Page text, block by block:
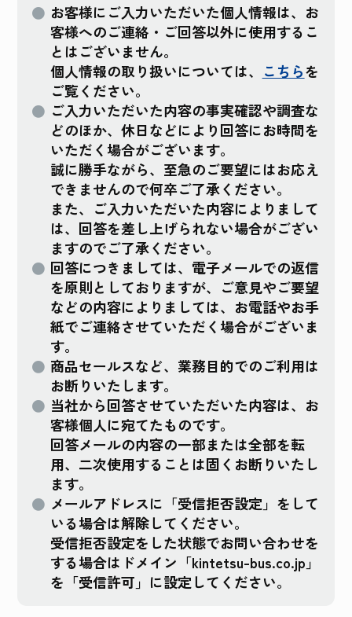
お客様にご入力いただいた個人情報は、お
客様へのご連絡・ご回答以外に使用するこ
とはございません。
個人情報の取り扱いについては、 こちらを
ご覧ください。
ご入力いただいた内容の事実確認や調査な
どのほか、休日などにより回答にお時間を
いただく場合がございます。
誠に勝手ながら、至急のご要望にはお応え
できませんので何卒ご了承ください。
また、ご入力いただいた内容によりまして
は、回答を差し上げられない場合がござい
ますのでご了承ください。
回答につきましては、電子メールでの返信
を原則としておりますが、ご意見やご要望
などの内容によりましては、お電話やお手
紙でご連絡させていただく場合がございま
す。
商品セールスなど、業務目的でのご利用は
お断りいたします。
当社から回答させていただいた内容は、お
客様個人に宛てたものです。
回答メールの内容の一部または全部を転
用、二次使用することは固くお断りいたし
ます。
メールアドレスに「受信拒否設定」をして
いる場合は解除してください。
受信拒否設定をした状態でお問い合わせを
する場合はドメイン「kintetsu-bus.co.jp」
を「受信許可」に設定してください。